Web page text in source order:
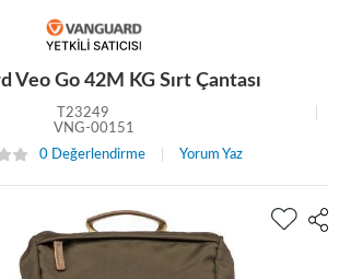
Veo Go 42M KG Sırt Çantası
T23249
VNG-00151
0 Değerlendirme
Yorum Yaz